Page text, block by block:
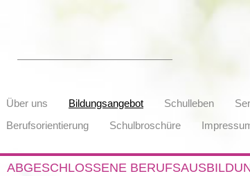
Navigation
Über uns Bildungsangebot Schulleben
Berufsorientierung
Schulbroschüre
ABGESCHLOSSENE